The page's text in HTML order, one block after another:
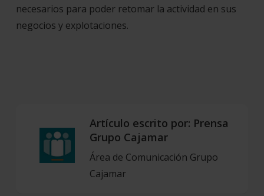
necesarios para poder retomar la actividad en sus
negocios y explotaciones.
Artículo escrito por: Prensa
Grupo Cajamar
Área de Comunicación Grupo
Cajamar